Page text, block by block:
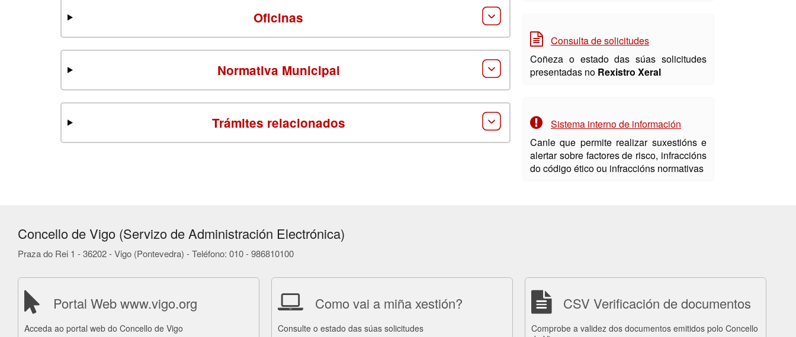
Oficinas
Normativa Municipal
Trámites relacionados
Consulta de solicitudes
Coñeza o estado das súas solicitudes
presentadas no Rexistro Xeral
Sistema interno de información
Canle que permite realizar suxestións e
alertar sobre factores de risco, infraccións
do código ético ou infraccións normativas
Concello de Vigo (Servizo de Administración Electrónica)
Praza do Rei 1 - 36202 - Vigo (Pontevedra) - Teléfono: 010 - 986810100
Portal Web www.vigo.org
Acceda ao portal web do Concello de Vigo
Como vai a miña xestión?
Consulte o estado das súas solicitudes
CSV Verificación de documentos
Comprobe a validez dos documentos emitidos polo Concello